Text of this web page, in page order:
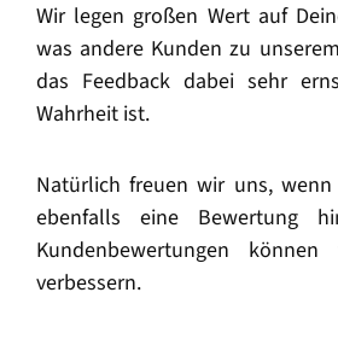
Wir legen großen Wert auf
was andere Kunden zu
das Feedback dabei sehr
Wahrheit ist.
Natürlich freuen wir uns,
ebenfalls eine Bewertung
Kundenbewertungen
verbessern.